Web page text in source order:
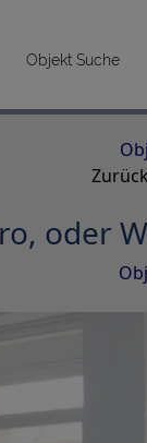
Objekt Suche
oder